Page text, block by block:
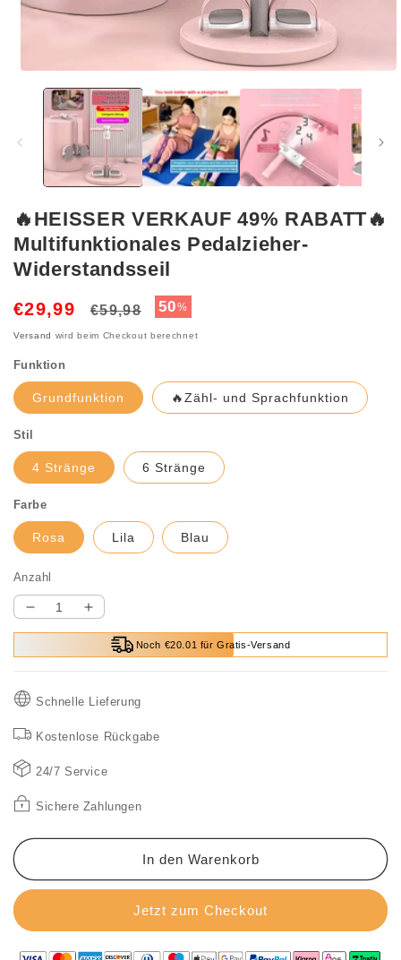
Modal
🔥HEISSER VERKAUF 49% RABATT🔥
Multifunktionales Pedalzieher-
Widerstandsseil
€29,99
Normaler
€59,98 Verkaufspreis
50%
Versand wird beim Checkout berechnet
Funktion
Grundfunktion 🔥Zähl- und Sprachfunktion
Stil
4 Stränge 6 Stränge
Farbe
Rosa Lila Blau
Anzahl
Verringere
die
Menge
🔥
HEISSER
VERKAUF
49%
RABATT
Multifunktionales
Widerstandsseil
Erhöhe
die
Menge
HEISSER
VERKAUF
49%
RABATT
Multifunktionales
Widerstandsseil
Noch €20.01 für Gratis-Versand
Schnelle Lieferung
Kostenlose Rückgabe
24/7 Service
Sichere Zahlungen
In den Warenkorb
Jetzt zum Checkout